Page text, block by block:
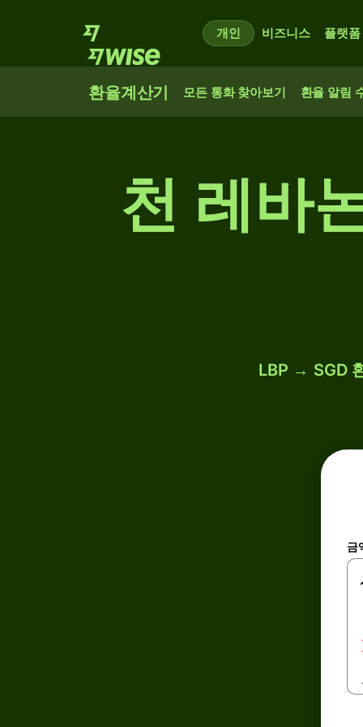
개인 비즈니스 플랫폼
환율계산기 모든 통화 찾아보기 환율 알림
천 레바
LBP → SGD
금